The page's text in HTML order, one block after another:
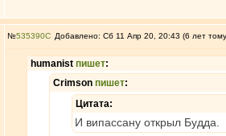
№535390 Добавлено: Сб 11 Апр 20, 20:43 (6 лет
humanist пишет:
Crimson пишет:
Цитата:
И випассану открыл Будда.